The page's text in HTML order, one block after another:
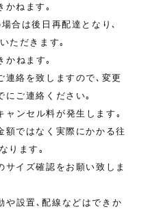
かねます｡
合は後日再配達となり､
ただきます｡
かねます｡
連絡を致しますので､変更
にご連絡ください｡
ャンセル料が発生します｡
額ではなく実際にかかる往
ります｡
イズ確認をお願い致しま
や設置､配線などはできか